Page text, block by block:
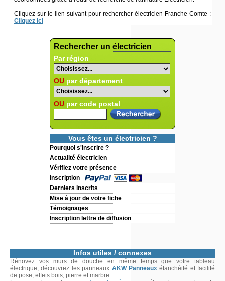
Rechercher un électricien
Par région
OU par département
OU par code postal
Vous êtes un électricien ?
Pourquoi s'inscrire ?
Actualité électricien
Vérifiez votre présence
Inscription
Derniers inscrits
Mise à jour de votre fiche
Témoignages
Inscription lettre de diffusion
Cliquez sur le lien suivant pour rechercher électricien Franche-Comte :
Cliquez ici
Infos utiles / connexes
Rénovez vos murs de douche en même temps que votre tableau
électrique, découvrez les panneaux AKW Panneauxétanchéité et facilité
de pose, effets bois, pierre et marbre.